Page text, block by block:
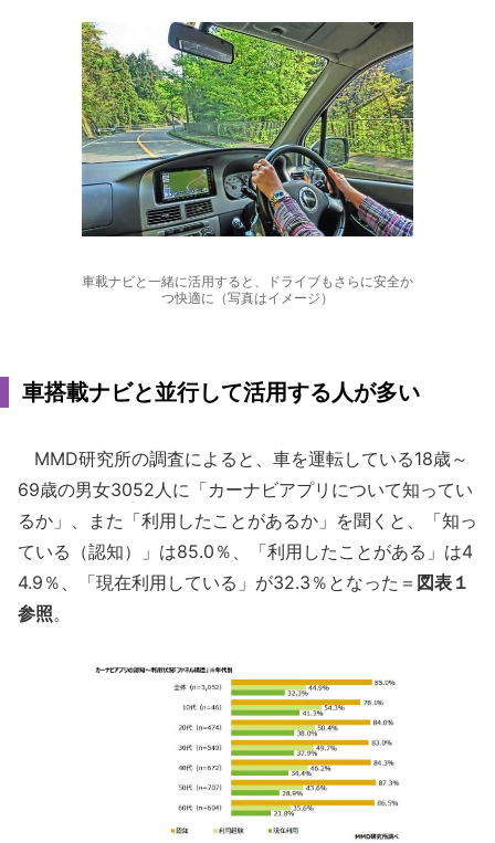
車載ナビと一緒に活用すると、ドライブもさらに安全か
つ快適に（写真はイメージ）
車搭載ナビと並行して活用する人が多い
MMD研究所の調査によると、車を運転している18歳～
69歳の男女3052人に「カーナビアプリについて知ってい
るか」、また「利用したことがあるか」を聞くと、「知っ
ている（認知）」は85.0％、「利用したことがある」は4
4.9％、「現在利用している」が32.3％となった＝ 図表１
参照。